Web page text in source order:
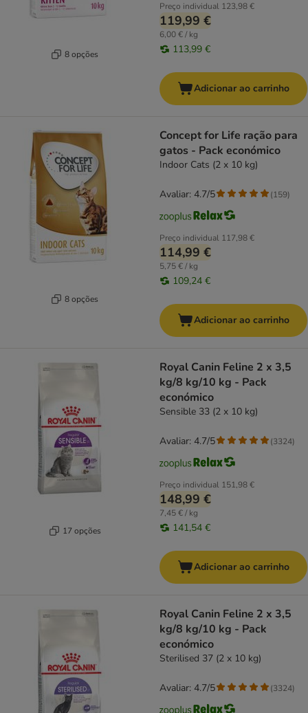
8 opções
Preço individual 123,98 €
119,99 €
6,00 € / kg
113,99 €
Adicionar ao carrinho
8 opções
Concept for Life ração para
gatos - Pack económico
Indoor Cats (2 x 10 kg)
Preço individual 117,98 €
114,99 €
5,75 € / kg
109,24 €
Avaliar: 4.7/5 (159)
Adicionar ao carrinho
17 opções
Royal Canin Feline 2 x 3,5
kg/8 kg/10 kg - Pack
económico
Sensible 33 (2 x 10 kg)
Preço individual 151,98 €
148,99 €
7,45 € / kg
141,54 €
Avaliar: 4.7/5 (3324)
Adicionar ao carrinho
Royal Canin Feline 2 x 3,5
kg/8 kg/10 kg - Pack
económico
Sterilised 37 (2 x 10 kg)
Avaliar: 4.7/5 (3324)